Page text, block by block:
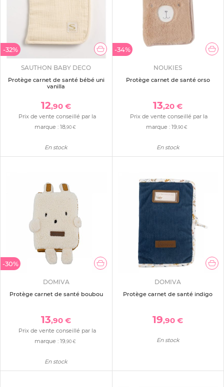
-32%
SAUTHON BABY DECO
Protège carnet de santé bébé uni
vanilla
12,90 €
Prix de vente conseillé par la
marque : 18,90 €
En stock
-34%
NOUKIES
Protège carnet de santé orso
13,20 €
Prix de vente conseillé par la
marque :19,90 €
En stock
-30%
DOMIVA
Protège carnet de santé boubou
13,90 €
Prix de vente conseillé par la
marque : 19 ,90 €
En stock
DOMIVA
Protège carnet de santé indigo
19,90 €
En stock